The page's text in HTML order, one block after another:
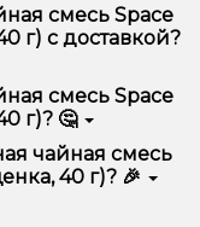
продукцию,
цены и быструю
акции и
смесь Space
г) с доставкой?
кликов:
смесь Space Tea
в корзину.
смесь Space
г)? 🤔
– например,
материал и тип
Наши
чайная смесь
40 г)? 🎉